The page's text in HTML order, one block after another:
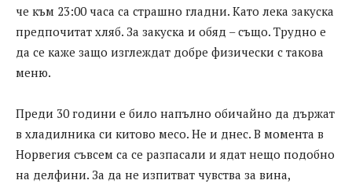
че към 23:00 часа са страшно гладни. Като лека закуска
предпочитат хляб. За закуска и обяд – също. Трудно е
да се каже защо изглеждат добре физически с такова
меню.
Преди 30 години е било напълно обичайно да държат
в хладилника си китово месо. Не и днес. В момента в
Норвегия съвсем са се разпасали и ядат нещо подобно
на делфини. За да не изпитват чувства за вина,